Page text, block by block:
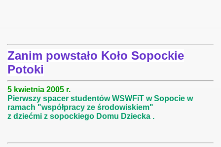
Zanim powstało Koło Sopockie
Potoki
5 kwietnia 2005 r.
Pierwszy spacer studentów WSWFiT w Sopocie w
ramach "współpracy ze środowiskiem"
z dziećmi z sopockiego Domu Dziecka .